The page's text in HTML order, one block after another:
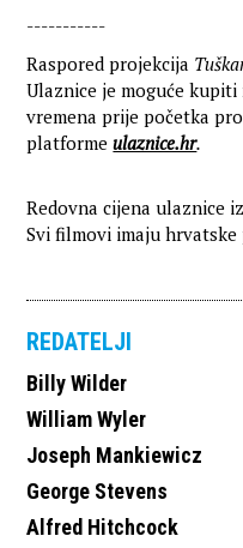
-----------
Raspored projekcija
Ulaznice je moguće
vremena prije početka
platformeulaznice.hr.
Redovna cijena ulaznice
Svi filmovi imaju hrvatske
REDATELJI
Billy Wilder
William Wyler
Joseph Mankiewicz
George Stevens
Alfred Hitchcock